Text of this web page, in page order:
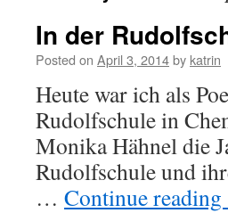
In der
Posted on April 3, 2014by katrin
Heute war ich als
Rudolfschule in
Monika Hähnel die
Rudolfschule und
… Continue reading